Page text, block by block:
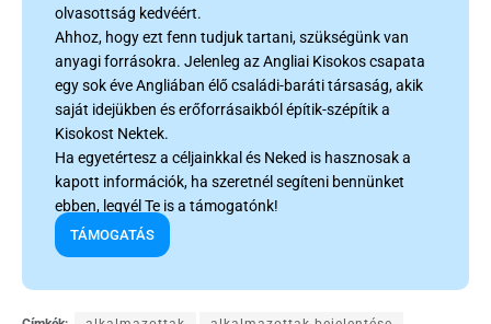
olvasottság kedvéért.
Ahhoz, hogy ezt fenn tudjuk tartani, szükségünk van
anyagi forrásokra. Jelenleg az Angliai Kisokos csapata
egy sok éve Angliában élő családi-baráti társaság, akik
saját idejükben és erőforrásaikból építik-szépítik a
Kisokost Nektek.
Ha egyetértesz a céljainkkal és Neked is hasznosak a
kapott információk, ha szeretnél segíteni bennünket
ebben, legyél Te is a támogatónk!
TÁMOGATÁS